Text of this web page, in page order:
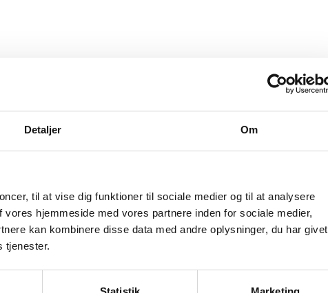
Detaljer Om
til at vise dig funktioner til sociale medier og til at analysere
hjemmeside med vores partnere inden for sociale medier,
kan kombinere disse data med andre oplysninger, du har givet
tjenester.